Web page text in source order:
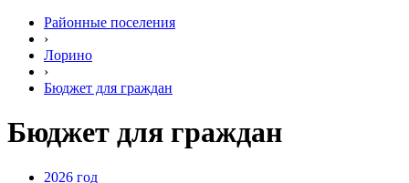
Районные поселения
›
Лорино
›
Бюджет для граждан
Бюджет для граждан
2026 год